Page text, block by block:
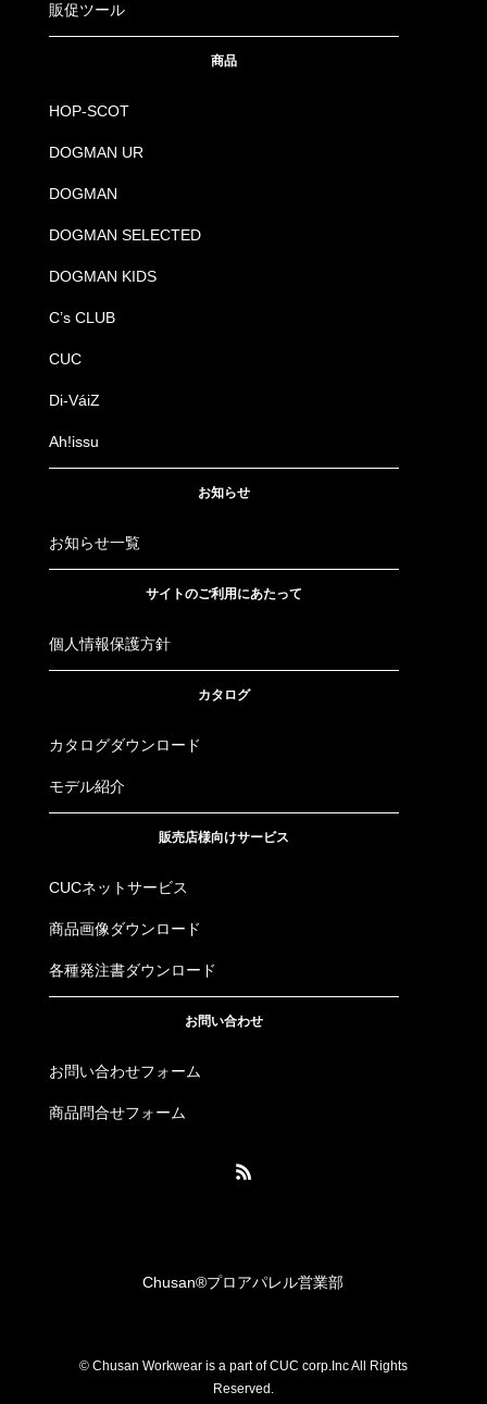
販促ツール
商品
HOP-SCOT
DOGMAN UR
DOGMAN
DOGMAN SELECTED
DOGMAN KIDS
C’s CLUB
CUC
Di-VáiZ
Ah!issu
お知らせ
お知らせ一覧
サイトのご利用にあたって
個人情報保護方針
カタログ
カタログダウンロード
モデル紹介
販売店様向けサービス
CUCネットサービス
商品画像ダウンロード
各種発注書ダウンロード
お問い合わせ
お問い合わせフォーム
商品問合せフォーム
Chusan®︎プロアパレル営業部
© Chusan Workwear is a part of CUC corp.Inc All Rights
Reserved.